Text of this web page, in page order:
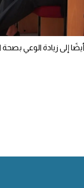
إلى زيادة الوعي